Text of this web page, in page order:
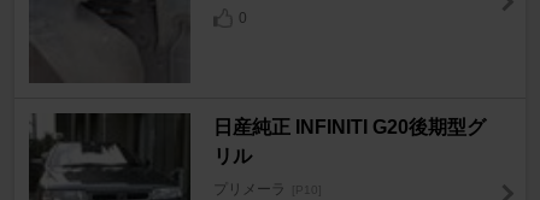
0
日産純正 INFINITI G20後期型グ
リル
プリメーラ [P10]